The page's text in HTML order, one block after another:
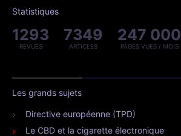
Statistiques
1293
REVUES
7349
ARTICLES
247 000
PAGES VUES / MOIS
Les grands sujets
Directive européenne (TPD)
Le CBD et la cigarette électronique